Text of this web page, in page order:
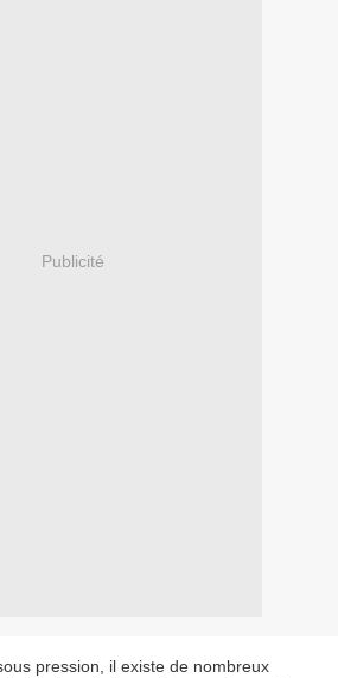
Publicité
pression, il existe de nombreux